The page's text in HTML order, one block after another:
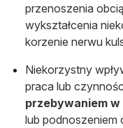
przenoszenia
wykształcenia
korzenie nerwu
Niekorzystny
praca lub
przebywaniem
lub podnoszeniem